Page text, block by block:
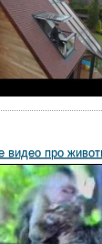
видео про